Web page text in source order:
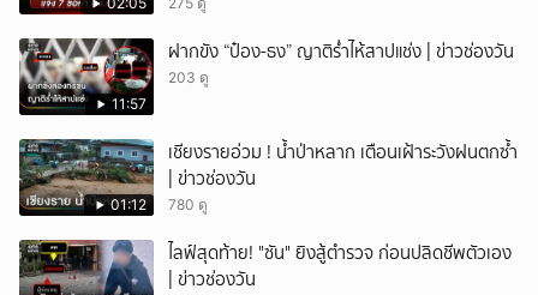
11:57
ฝากขัง “ป๋อง-ธง” ญาติร่ำไห้สาปแช่ง | ข่าวช่องวัน
203 ดู
01:12
เชียงรายอ่วม ! น้ำป่าหลาก เตือนเฝ้าระวังฝนตกซ้ำ
| ข่าวช่องวัน
780 ดู
ไลฟ์สุดท้าย! "ซัน" ยิงสู้ตำรวจ ก่อนปลิดชีพตัวเอง
| ข่าวช่องวัน